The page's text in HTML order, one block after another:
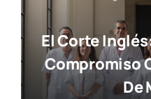
El Corte
Compromiso
De